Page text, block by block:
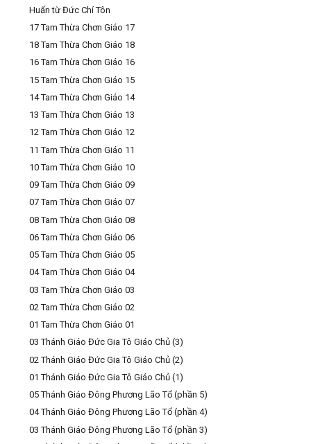
Huấn từ Đức Chí Tôn
17 Tam Thừa Chơn Giáo 17
18 Tam Thừa Chơn Giáo 18
16 Tam Thừa Chơn Giáo 16
15 Tam Thừa Chơn Giáo 15
14 Tam Thừa Chơn Giáo 14
13 Tam Thừa Chơn Giáo 13
12 Tam Thừa Chơn Giáo 12
11 Tam Thừa Chơn Giáo 11
10 Tam Thừa Chơn Giáo 10
09 Tam Thừa Chơn Giáo 09
07 Tam Thừa Chơn Giáo 07
08 Tam Thừa Chơn Giáo 08
06 Tam Thừa Chơn Giáo 06
05 Tam Thừa Chơn Giáo 05
04 Tam Thừa Chơn Giáo 04
03 Tam Thừa Chơn Giáo 03
02 Tam Thừa Chơn Giáo 02
01 Tam Thừa Chơn Giáo 01
03 Thánh Giáo Đức Gia Tô Giáo Chủ (3)
02 Thánh Giáo Đức Gia Tô Giáo Chủ (2)
01 Thánh Giáo Đức Gia Tô Giáo Chủ (1)
05 Thánh Giáo Đông Phương Lão Tổ (phần 5)
04 Thánh Giáo Đông Phương Lão Tổ (phần 4)
03 Thánh Giáo Đông Phương Lão Tổ (phần 3)